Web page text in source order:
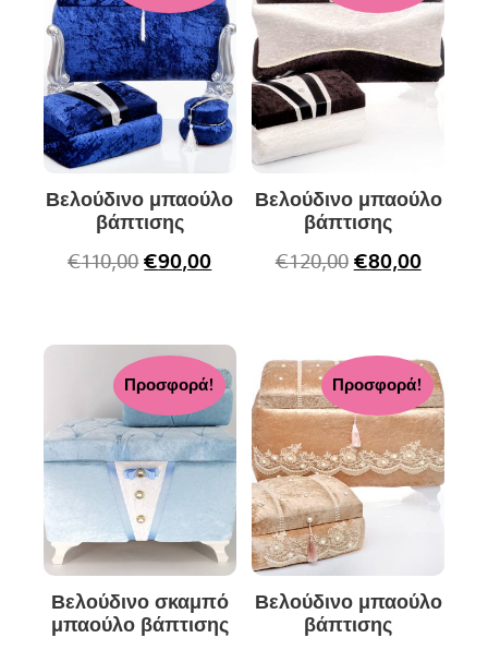
Βελούδινο μπαούλο
βάπτισης
€110,00 €90,00
Βελούδινο μπαούλο
βάπτισης
€120,00 €80,00
Προσφορά!
Βελούδινο σκαμπό
μπαούλο βάπτισης
Προσφορά!
Βελούδινο μπαούλο
βάπτισης